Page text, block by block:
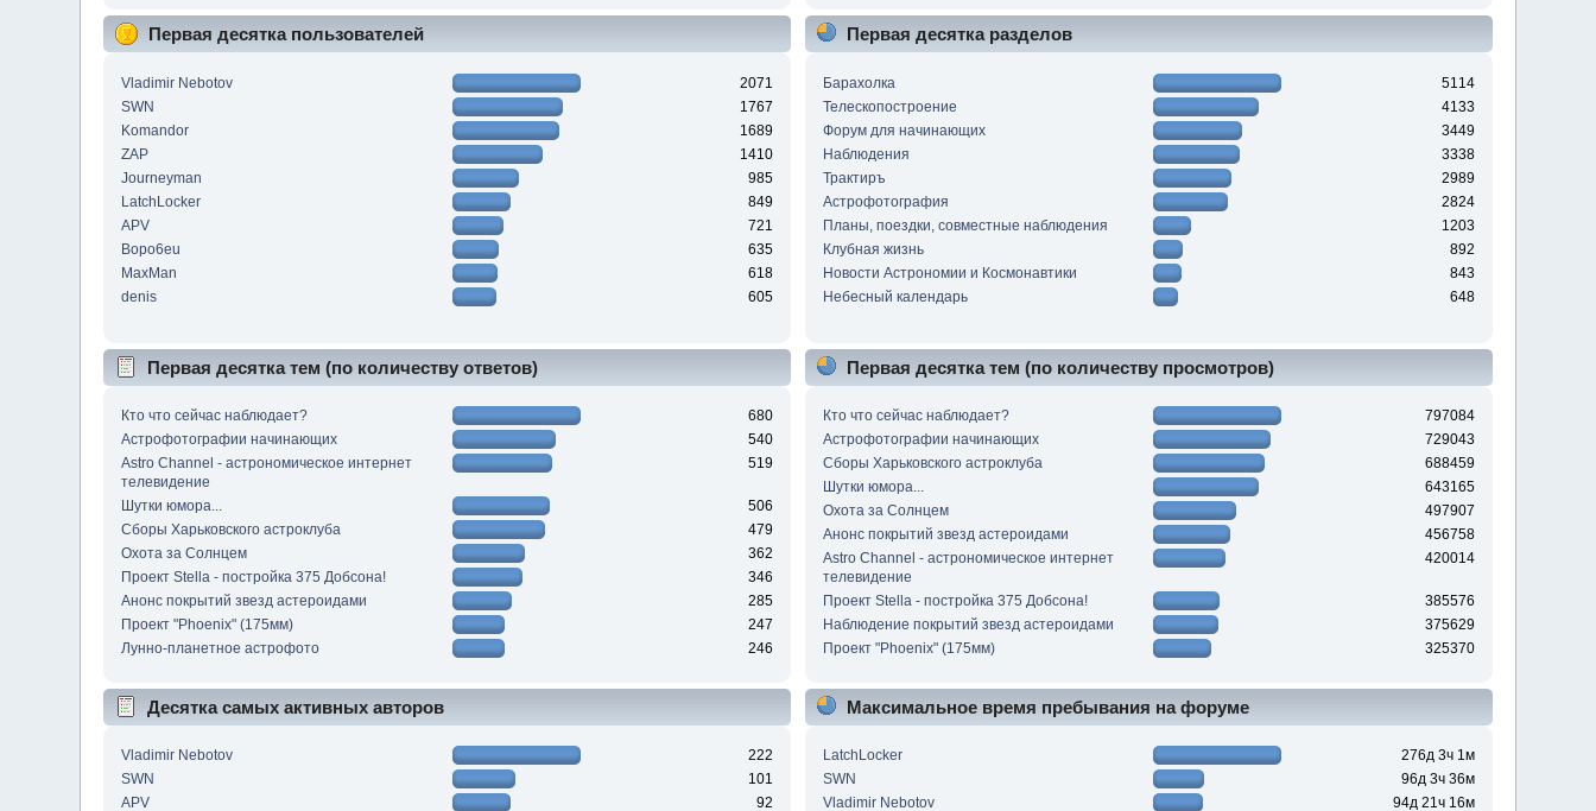
Первая десятка пользователей
Vladimir Nebotov
2071
SWN
1767
Komandor
1689
ZAP
1410
Journeyman
985
LatchLocker
849
APV
721
Bopo6eu
635
MaxMan
618
denis
605
Первая десятка разделов
Барахолка
5114
Телескопостроение
4133
Форум для начинающих
3449
Наблюдения
3338
Трактиръ
2989
Астрофотография
2824
Планы, поездки, совместные наблюдения
1203
Клубная жизнь
892
Новости Астрономии и Космонавтики
843
Небесный календарь
648
Первая десятка тем (по количеству ответов)
Кто что сейчас наблюдает?
680
Астрофотографии начинающих
540
Astro Channel - астрономическое интернет
телевидение
519
Шутки юмора...
506
Сборы Харьковского астроклуба
479
Охота за Солнцем
362
Проект Stella - постройка 375 Добсона!
346
Анонс покрытий звезд астероидами
285
Проект "Phoenix" (175мм)
247
Лунно-планетное астрофото
246
Первая десятка тем (по количеству просмотров)
Кто что сейчас наблюдает?
797084
Астрофотографии начинающих
729043
Сборы Харьковского астроклуба
688459
Шутки юмора...
643165
Охота за Солнцем
497907
Анонс покрытий звезд астероидами
456758
Astro Channel - астрономическое интернет
телевидение
420014
Проект Stella - постройка 375 Добсона!
385576
Наблюдение покрытий звезд астероидами
375629
Проект "Phoenix" (175мм)
325370
Десятка самых активных авторов
Vladimir Nebotov
222
SWN
101
APV
92
Максимальное время пребывания на форуме
LatchLocker
276д 3ч 1м
SWN
96д 3ч 36м
Vladimir Nebotov
94д 21ч 16м